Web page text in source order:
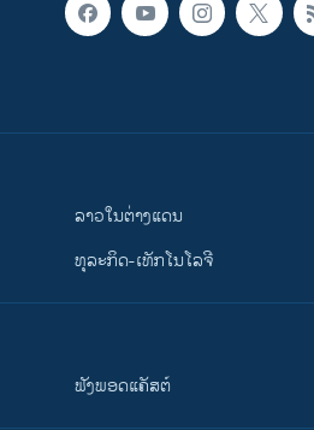
ລາວໃນຕ່າງແດນ
ທຸລະກິດ-ເທັກໂນໂລຈີ
ຟັງພອດແຄັສຕ໌